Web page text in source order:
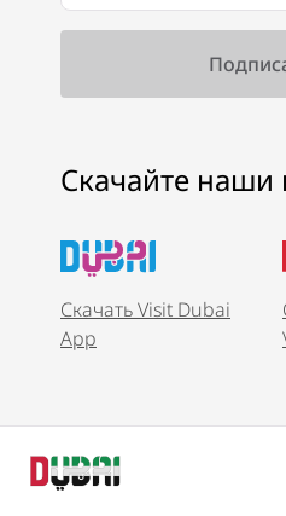
Скачайте
Скачать Visit Dubai
App